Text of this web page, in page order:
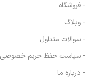
- فروشگاه
- وبلاگ
- سوالات متداول
- سیاست حفظ حریم خصوصی
- درباره ما